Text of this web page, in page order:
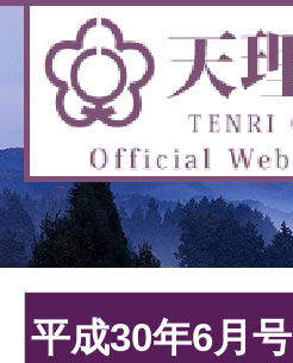
平成30年6月号